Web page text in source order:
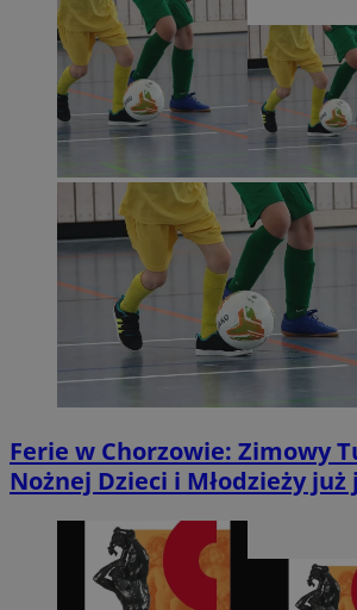
Ferie w Chorzowie: Zimowy
Nożnej Dzieci i Młodzieży